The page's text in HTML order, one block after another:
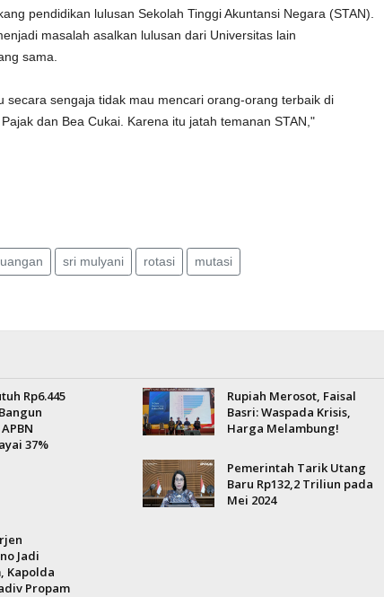
pendidikan lulusan Sekolah Tinggi Akuntansi Negara (STAN).
masalah asalkan lulusan dari Universitas lain
sama.
secara sengaja tidak mau mencari orang-orang terbaik di
dan Bea Cukai. Karena itu jatah temanan STAN,"
sri mulyani rotasi mutasi
Rp6.445
37%
Rupiah Merosot, Faisal
Basri: Waspada Krisis,
Harga Melambung!
Pemerintah Tarik Utang
Baru Rp132,2 Triliun pada
Mei 2024
Jadi
Kapolda
Propam